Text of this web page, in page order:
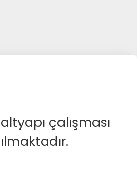
çalışması